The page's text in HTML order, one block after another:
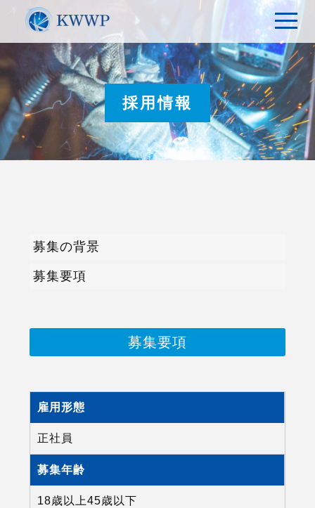
t
o
g
l
e
n
a
v
g
a
t
i
採用情報
募集の背景
募集要項
募集要項
雇用形態
正社員
募集年齢
18歳以上45歳以下